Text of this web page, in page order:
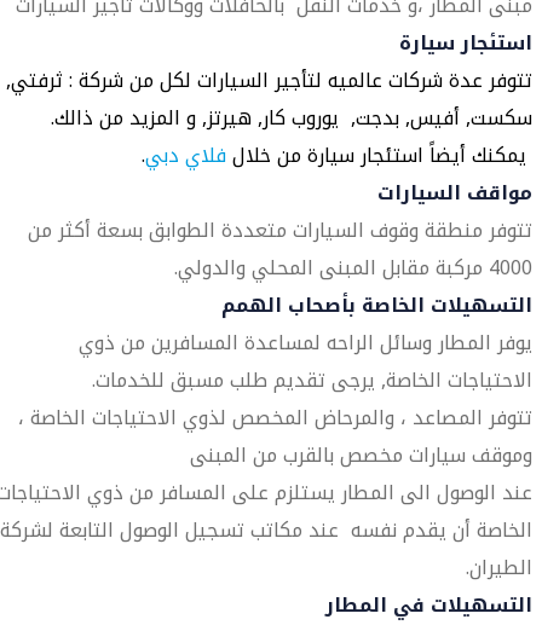
استئجار سيارة
تتوفر عدة شركات عالميه لتأجير السيارات لكل من شركة : ثرفتي,
سكست, أفيس, بدجت, يوروب كار, هيرتز, و المزيد من ذالك.
يمكنك أيضاً استئجار سيارة من خلالفلاي دبي.
مواقف السيارات
تتوفر منطقة وقوف السيارات متعددة الطوابق بسعة أكثر من
4000 مركبة مقابل المبنى المحلي والدولي.
التسهيلات الخاصة بأصحاب الهمم
يوفر المطار وسائل الراحه لمساعدة المسافرين من ذوي
الاحتياجات الخاصة, يرجى تقديم طلب مسبق للخدمات.
تتوفر المصاعد ، والمرحاض المخصص لذوي الاحتياجات الخاصة ،
وموقف سيارات مخصص بالقرب من المبنى
عند الوصول الى المطار يستلزم على المسافر من ذوي
الخاصة أن يقدم نفسه عند مكاتب تسجيل الوصول التابعة لشركة
الطيران.
التسهيلات في المطار